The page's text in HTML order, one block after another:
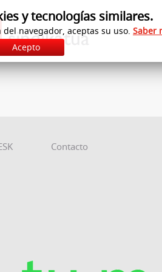
Contacto
y tecnologías similares.
navegador, aceptas su uso. Saber
Acepto